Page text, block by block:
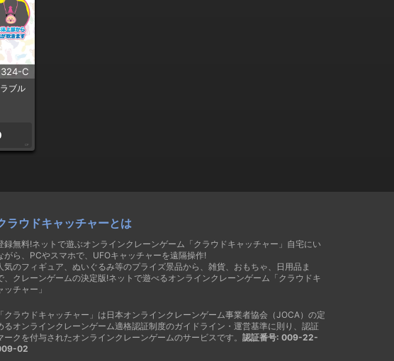
324-C
ブル
CP
ラウドキャッチャーとは
録無料!ネットで遊ぶオンラインクレーンゲーム「クラウドキャッチャー」自宅にい
がら、PCやスマホで、UFOキャッチャーを遠隔操作!
気のフィギュア、ぬいぐるみ等のプライズ景品から、雑貨、おもちゃ、日用品ま
、クレーンゲームの決定版!ネットで遊べるオンラインクレーンゲーム「クラウドキ
ッチャー」
「クラウドキャッチャー」は日本オンラインクレーンゲーム事業者協会（JOCA）の定
るオンラインクレーンゲーム適格認証制度のガイドライン・運営基準に則り、認証
ークを付与されたオンラインクレーンゲームのサービスです。 認証番号: 009-22-
02